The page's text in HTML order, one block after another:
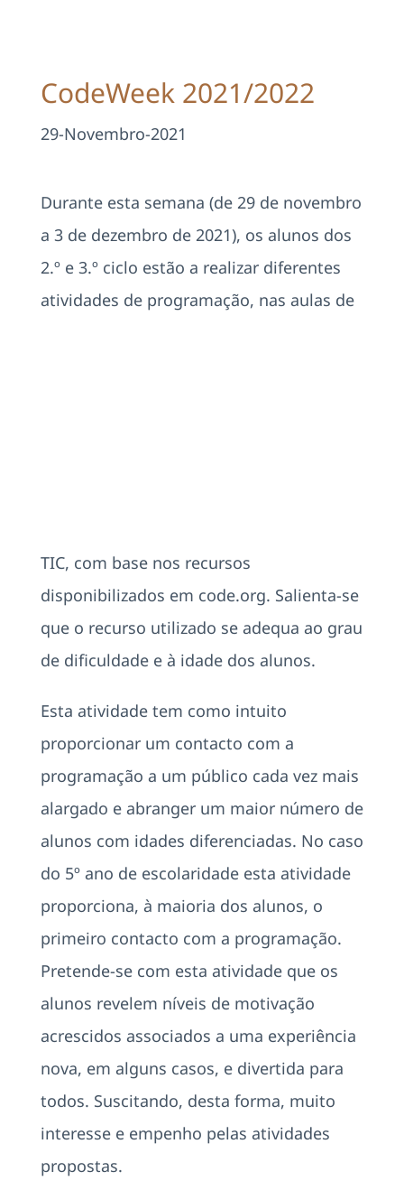
Área Reservada
CodeWeek 2021/2022
29-Novembro-2021
Durante esta semana (de 29 de novembro
a 3 de dezembro de 2021), os alunos dos
2.º e 3.º ciclo estão a realizar diferentes
atividades de programação, nas aulas de
TIC, com base nos recursos
disponibilizados em code.org. Salienta-se
que o recurso utilizado se adequa ao grau
de dificuldade e à idade dos alunos.
Esta atividade tem como intuito
proporcionar um contacto com a
programação a um público cada vez mais
alargado e abranger um maior número de
alunos com idades diferenciadas. No caso
do 5º ano de escolaridade esta atividade
proporciona, à maioria dos alunos, o
primeiro contacto com a programação.
Pretende-se com esta atividade que os
alunos revelem níveis de motivação
acrescidos associados a uma experiência
nova, em alguns casos, e divertida para
todos. Suscitando, desta forma, muito
interesse e empenho pelas atividades
propostas.